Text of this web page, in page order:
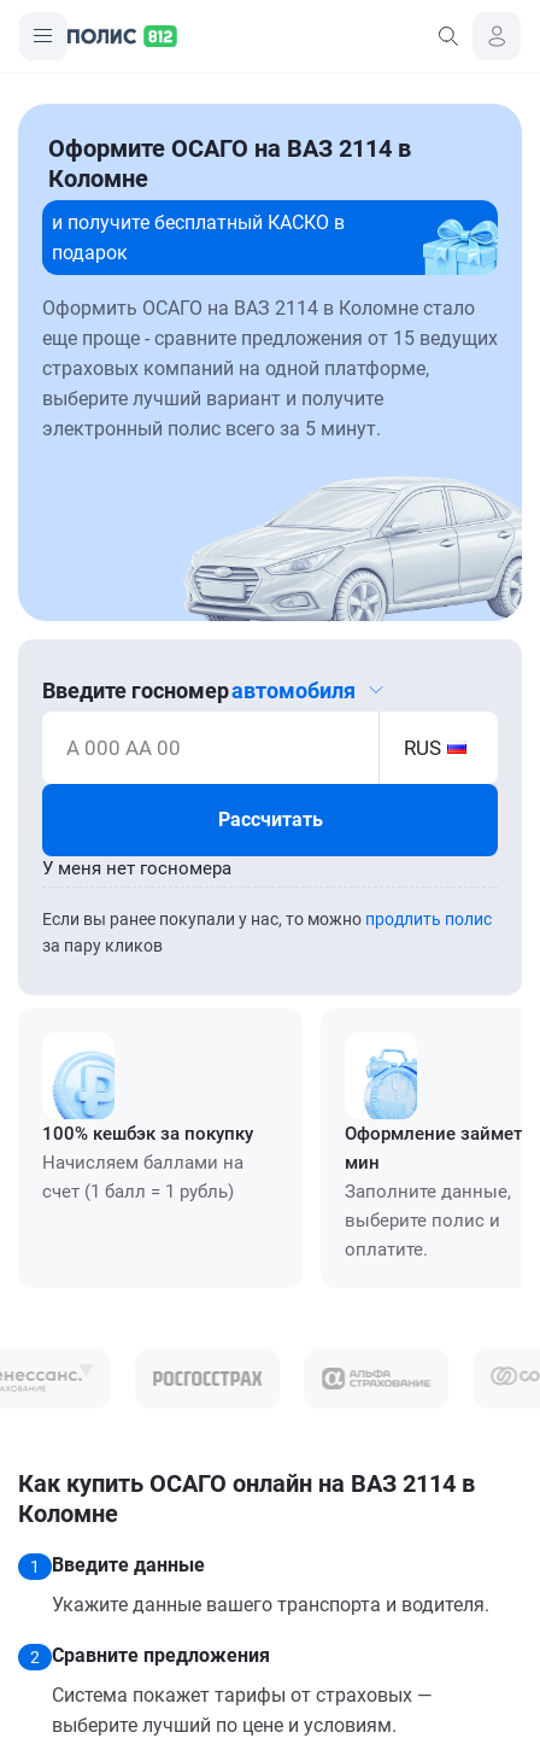
Оформите ОСАГО на ВАЗ 2114 в
Коломне
и получите бесплатный КАСКО в
подарок
Оформить ОСАГО на ВАЗ 2114 в Коломне стало
еще проще - сравните предложения от 15 ведущих
страховых компаний на одной платформе,
выберите лучший вариант и получите
электронный полис всего за 5 минут.
Введите госномеравтомобиля
А 000 АА 00 RUS
Рассчитать
Если вы ранее покупали у нас, то можно продлить полис
за пару кликов
У меня нет госномера
100% кешбэк за покупку
Начисляем баллами на
счет (1 балл = 1 рубль)
Оформление займет
мин
Заполните данные,
выберите полис и
оплатите.
Как купить ОСАГО онлайн на ВАЗ 2114 в
Коломне
1
Введите данные
Укажите данные вашего транспорта и водителя.
2
Сравните предложения
Система покажет тарифы от страховых —
выберите лучший по цене и условиям.